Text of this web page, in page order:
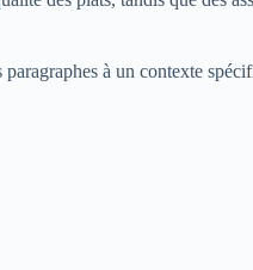
paragraphes à un contexte